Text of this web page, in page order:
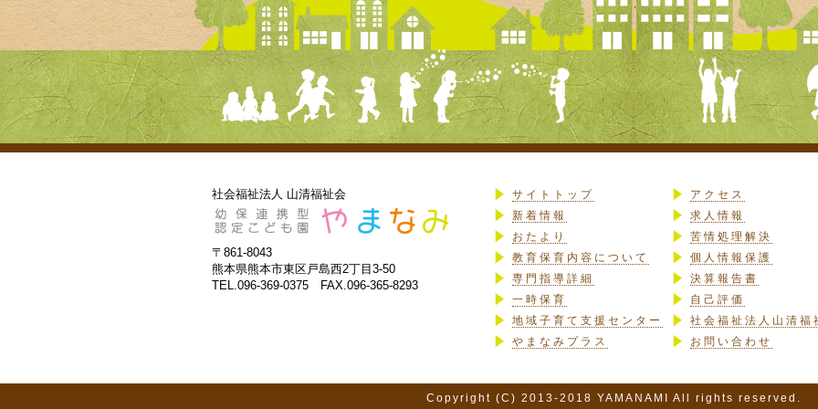
社会福祉法人 山清福祉会
〒861-8043
熊本県熊本市東区戸島西2丁目3-50
TEL.096-369-0375 FAX.096-365-8293
サイトトップ
新着情報
おたより
教育保育内容について
専門指導詳細
一時保育
地域子育て支援センター
やまなみプラス
アクセス
求人情報
苦情処理解決
個人情報保護
決算報告書
自己評価
社会福祉法人山清福
お問い合わせ
Copyright (C) 2013-2018 YAMANAMI All rights reserved.